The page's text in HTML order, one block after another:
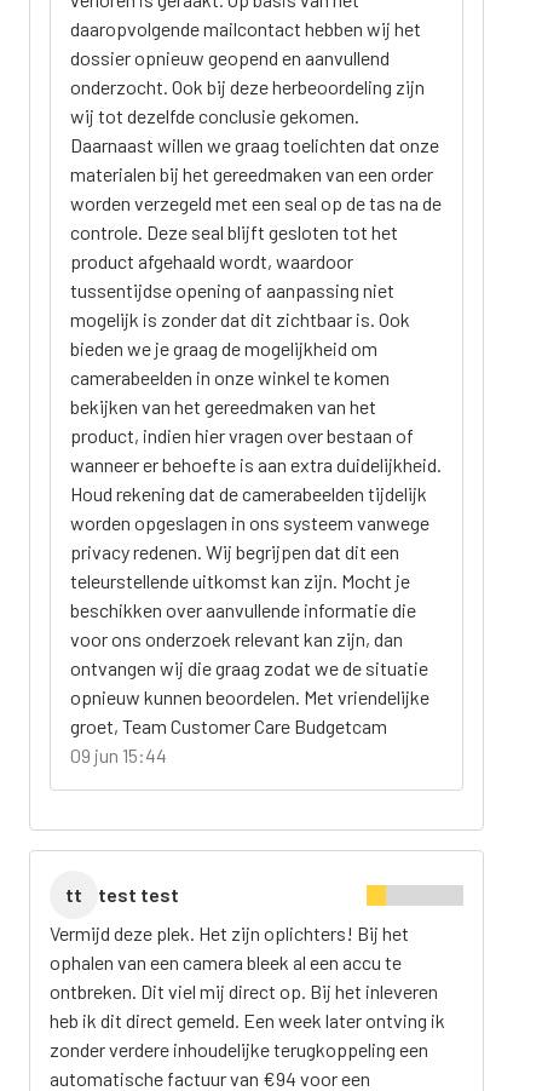
daaropvolgende mailcontact hebben wij het
dossier opnieuw geopend en aanvullend
onderzocht. Ook bij deze herbeoordeling zijn
wij tot dezelfde conclusie gekomen.
Daarnaast willen we graag toelichten dat onze
materialen bij het gereedmaken van een order
worden verzegeld met een seal op de tas na de
controle. Deze seal blijft gesloten tot het
product afgehaald wordt, waardoor
tussentijdse opening of aanpassing niet
mogelijk is zonder dat dit zichtbaar is. Ook
bieden we je graag de mogelijkheid om
camerabeelden in onze winkel te komen
bekijken van het gereedmaken van het
product, indien hier vragen over bestaan of
wanneer er behoefte is aan extra duidelijkheid.
Houd rekening dat de camerabeelden tijdelijk
worden opgeslagen in ons systeem vanwege
privacy redenen. Wij begrijpen dat dit een
teleurstellende uitkomst kan zijn. Mocht je
beschikken over aanvullende informatie die
voor ons onderzoek relevant kan zijn, dan
ontvangen wij die graag zodat we de situatie
opnieuw kunnen beoordelen. Met vriendelijke
groet, Team Customer Care Budgetcam
09 jun 15:44
tt
test test
Vermijd deze plek. Het zijn oplichters! Bij het
ophalen van een camera bleek al een accu te
ontbreken. Dit viel mij direct op. Bij het inleveren
heb ik dit direct gemeld. Een week later ontving ik
zonder verdere inhoudelijke terugkoppeling een
automatische factuur van €94 voor een